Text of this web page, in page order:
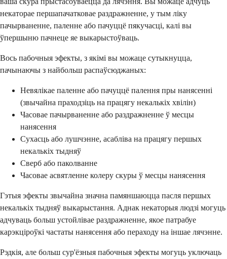
некаторае першапачатковае раздражненне, у тым ліку
пачырваненне, паленне або пачуццё пякучасці, калі вы
ўпершыню пачнеце яе выкарыстоўваць.
Вось пабочныя эфекты, з якімі вы можаце сутыкнуцца,
пачынаючы з найбольш распаўсюджаных:
Невялікае паленне або пачуццё палення пры нанясенні
(звычайна праходзіць на працягу некалькіх хвілін)
Часовае пачырваненне або раздражненне ў месцы
нанясення
Сухасць або лушчэнне, асабліва на працягу першых
некалькіх тыдняў
Сверб або паколванне
Часовае асвятленне колеру скуры ў месцы нанясення
Гэтыя эфекты звычайна значна памяншаюцца пасля першых
некалькіх тыдняў выкарыстання. Аднак некаторыя людзі могуць
адчуваць больш устойлівае раздражненне, якое патрабуе
карэкціроўкі частаты нанясення або пераходу на іншае лячэнне.
Рэдкія, але больш сур'ёзныя пабочныя эфекты могуць уключаць